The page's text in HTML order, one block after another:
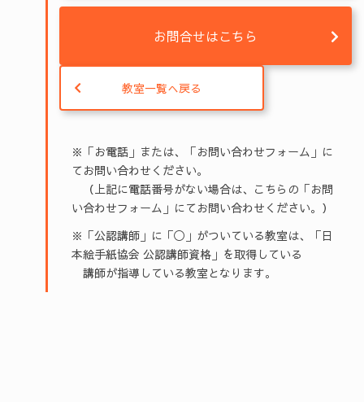
お問合せはこちら
教室一覧へ戻る
※「お電話」または、「お問い合わせフォーム」に
てお問い合わせください。
（上記に電話番号がない場合は、こちらの「お問
い合わせフォーム」にてお問い合わせください。）
※「公認講師」に「◯」がついている教室は、「日
本絵手紙協会 公認講師資格」を取得している
講師が指導している教室となります。